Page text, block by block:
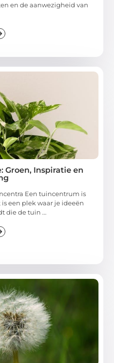
en de aanwezigheid van
Groen, Inspiratie en
Een tuincentrum is
een plek waar je ideeën
die de tuin ...